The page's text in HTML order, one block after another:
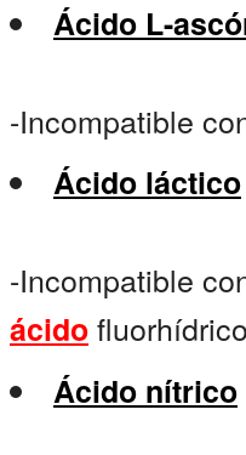
Ácido L-
-Incompatible
Ácido láctico
-Incompatible
ácido
Ácido nítrico